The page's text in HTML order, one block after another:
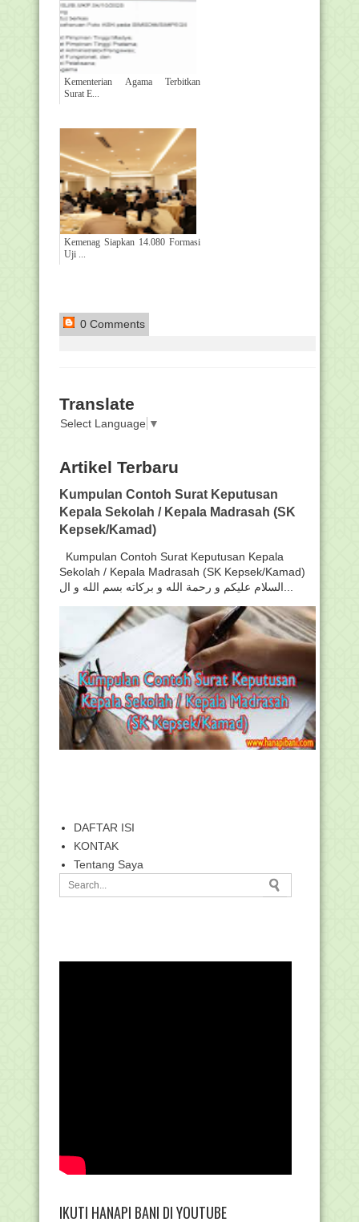
Kementerian Agama Terbitkan
Surat E...
Kemenag Siapkan 14.080 Formasi
Uji ...
0 Comments
Translate
Select Language ▼
Artikel Terbaru
Kumpulan Contoh Surat Keputusan
Kepala Sekolah / Kepala Madrasah (SK
Kepsek/Kamad)
Kumpulan Contoh Surat Keputusan Kepala
Sekolah / Kepala Madrasah (SK Kepsek/Kamad)
السلام عليكم و رحمة الله و بركاته بسم الله و ال...
DAFTAR ISI
KONTAK
Tentang Saya
IKUTI HANAPI BANI DI YOUTUBE